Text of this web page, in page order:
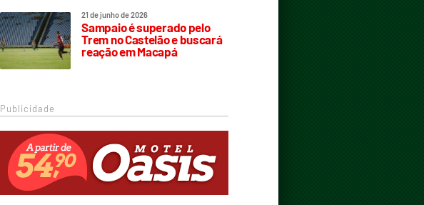
21 de junho de 2026
Sampaio é superado pelo
Trem no Castelão e buscará
reação em Macapá
Publicidade